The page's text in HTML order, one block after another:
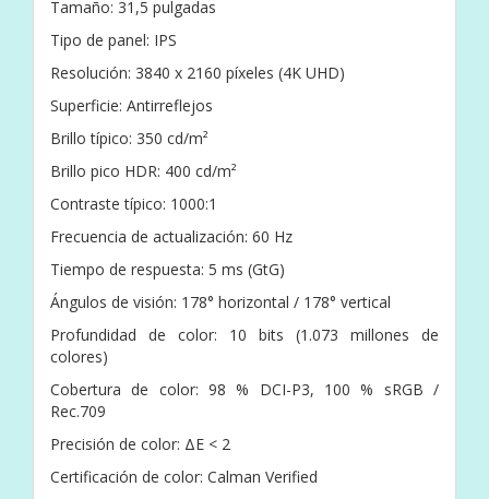
Tamaño: 31,5 pulgadas
Tipo de panel: IPS
Resolución: 3840 x 2160 píxeles (4K UHD)
Superficie: Antirreflejos
Brillo típico: 350 cd/m²
Brillo pico HDR: 400 cd/m²
Contraste típico: 1000:1
Frecuencia de actualización: 60 Hz
Tiempo de respuesta: 5 ms (GtG)
Ángulos de visión: 178° horizontal / 178° vertical
Profundidad de color: 10 bits (1.073 millones de
colores)
Cobertura de color: 98 % DCI-P3, 100 % sRGB /
Rec.709
Precisión de color: ΔE < 2
Certificación de color: Calman Verified